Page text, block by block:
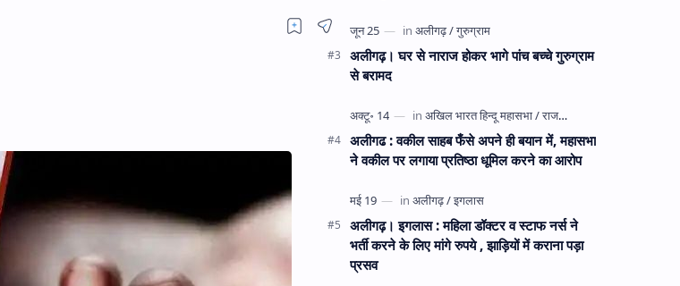
अलीगढ़। घर से नाराज होकर भागे पांच बच्चे गुरुग्राम
से बरामद
अलीगढ : वकील साहब फँसे अपने ही बयान में, महासभा
ने वकील पर लगाया प्रतिष्ठा धूमिल करने का आरोप
अलीगढ़। इगलास : महिला डॉक्टर व स्टाफ नर्स ने
भर्ती करने के लिए मांगे रुपये , झाड़ियों में कराना पड़ा
प्रसव